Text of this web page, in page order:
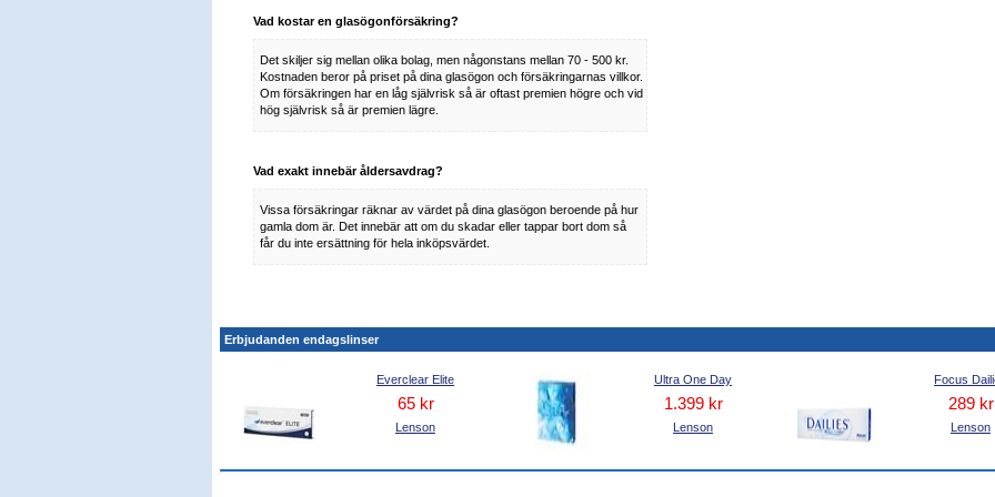
Vad kostar en glasögonförsäkring?
Det skiljer sig mellan olika bolag, men någonstans mellan 70 - 500 kr.
Kostnaden beror på priset på dina glasögon och försäkringarnas villkor.
Om försäkringen har en låg självrisk så är oftast premien högre och vid
hög självrisk så är premien lägre.
Vad exakt innebär åldersavdrag?
Vissa försäkringar räknar av värdet på dina glasögon beroende på hur
gamla dom är. Det innebär att om du skadar eller tappar bort dom så
får du inte ersättning för hela inköpsvärdet.
Erbjudanden endagslinser
Everclear Elite
65 kr
Lenson
Ultra One Day
1.399 kr
Lenson
Focus
289 kr
Lenson